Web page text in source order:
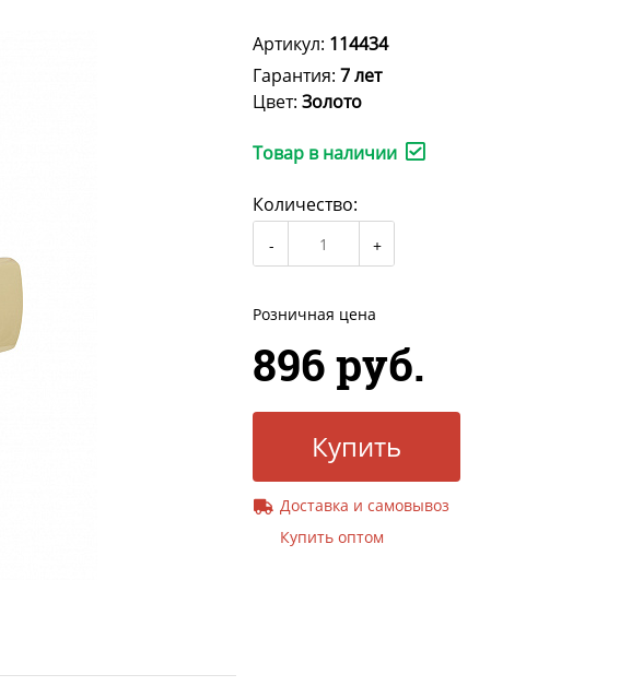
Артикул: 114434
Гарантия: 7 лет
Цвет: Золото
Товар в наличии
Количество:
Розничная цена
896 руб.
Купить
Доставка и самовывоз
Купить оптом